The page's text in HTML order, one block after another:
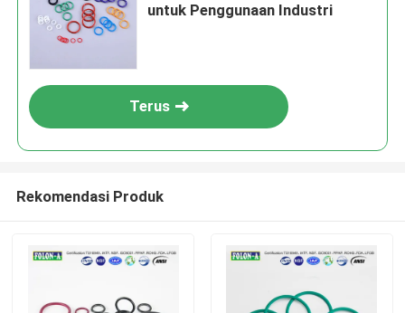
untuk Penggunaan Industri
Terus
Rekomendasi Produk